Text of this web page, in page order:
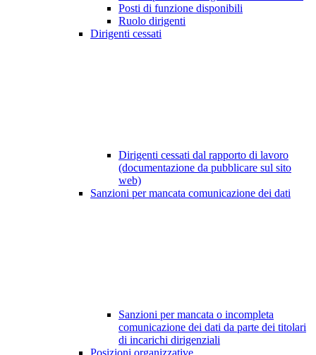
Posti di funzione disponibili
Ruolo dirigenti
Dirigenti cessati
Dirigenti cessati dal rapporto di lavoro
(documentazione da pubblicare sul sito
web)
Sanzioni per mancata comunicazione dei dati
Sanzioni per mancata o incompleta
comunicazione dei dati da parte dei titolari
di incarichi dirigenziali